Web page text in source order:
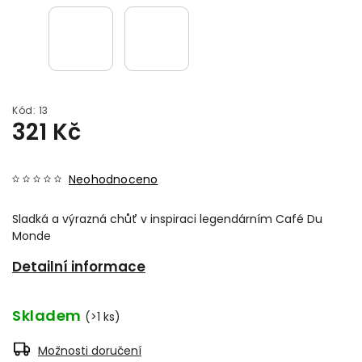
Kód: 13
321 Kč
Neohodnoceno
Sladká a výrazná chůť v inspiraci legendárním Café Du
Monde
Detailní informace
Skladem (>1 ks)
Možnosti doručení